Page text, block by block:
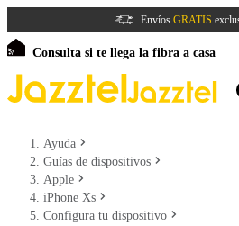
Envíos GRATIS
Consulta si te llega la fibra a casa
Ayuda
Guías de dispositivos
Apple
iPhone Xs
Configura tu dispositivo